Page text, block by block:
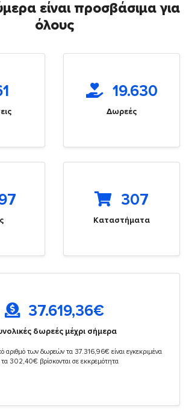
είναι προσβάσιμα για
όλους
19.630
Δωρεές
307
Καταστήματα
37.619,36€
δωρεές μέχρι σήμερα
αριθμό των δωρεών τα 37.316,96€ είναι εγκεκριμένα
τα 302,40€ βρίσκονται σε εκκρεμότητα